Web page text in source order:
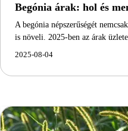
Begónia árak: hol és
A begónia népszerűségét
is növeli. 2025-ben az árak
2025-08-04